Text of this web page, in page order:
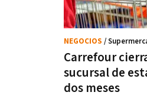
Carrefour
sucursal de
dos meses
NEGOCIOS /